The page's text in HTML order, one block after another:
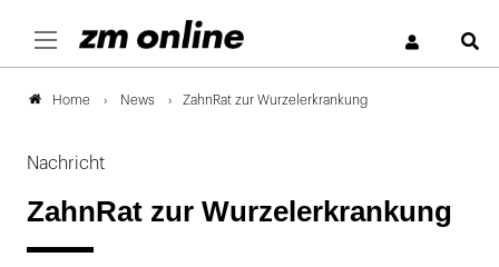
Home News ZahnRat zur Wurzelerkrankung
Nachricht
ZahnRat zur Wurzelerkrankung